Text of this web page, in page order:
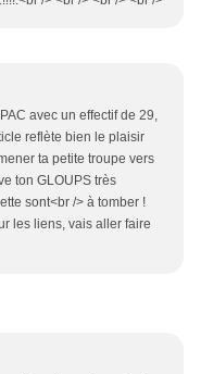
avec un effectif de 29,
reflète bien le plaisir
ta petite troupe vers
ton GLOUPS très
sont<br /> à tomber !
les liens, vais aller faire